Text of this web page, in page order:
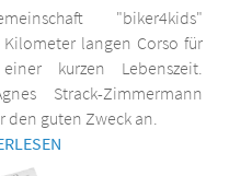
"biker4kids"
langen Corso für
kurzen Lebenszeit.
Strack-Zimmermann
guten Zweck an.